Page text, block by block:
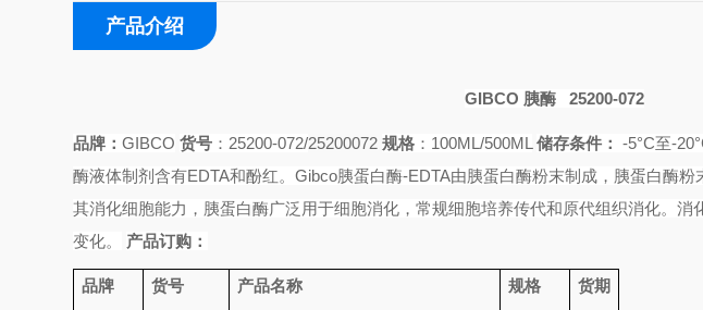
产品介绍
GIBCO 胰酶 25200-072
品牌：GIBCO 货号 ： 25200-072/25200072 规格 ： 100ML/500ML 储存条件： -5°C至-
酶液体制剂含有EDTA和酚红。Gibco胰蛋白酶-EDTA由胰蛋白酶粉末制成，胰蛋白酶
其消化细胞能力，胰蛋白酶广泛用于细胞消化，常规细胞培养传代和原代组织消化。
变化。
产品订购：
品牌 货号 产品名称 规格 货期